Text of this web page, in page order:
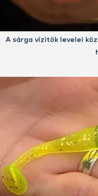
A sárga vízitök levelei